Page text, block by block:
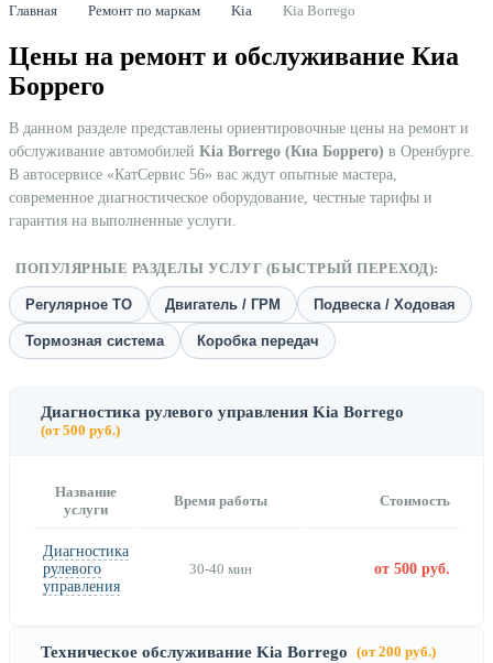
Главная Ремонт по маркам Kia Kia Borrego
Цены на ремонт и обслуживание Киа
Боррего
В данном разделе представлены ориентировочные цены на ремонт и
обслуживание автомобилей Kia Borrego (Киа Боррего) в Оренбурге.
В автосервисе «КатСервис 56» вас ждут опытные мастера,
современное диагностическое оборудование, честные тарифы и
гарантия на выполненные услуги.
ПОПУЛЯРНЫЕ РАЗДЕЛЫ УСЛУГ (БЫСТРЫЙ ПЕРЕХОД):
Регулярное ТО Двигатель / ГРМ Подвеска / Ходовая
Тормозная система Коробка передач
Диагностика рулевого управления Kia Borrego
(от 500 руб.)
Название
услуги
Время работы Стоимость
Диагностика
рулевого
управления
30-40 мин от 500 руб.
Техническое обслуживание Kia Borrego (от 200 руб.)